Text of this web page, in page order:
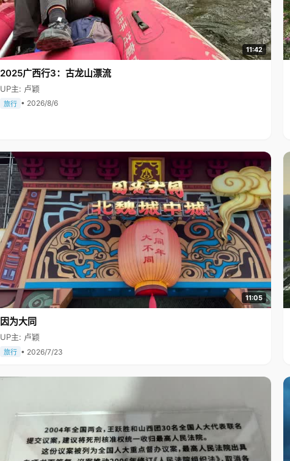
11:42
2025广西行3：古龙山漂流
UP主: 卢颖
旅行 • 2026/8/6
11:05
因为大同
UP主: 卢颖
旅行 • 2026/7/23